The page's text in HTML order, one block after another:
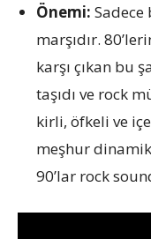
Önemi: Sadece
marşıdır.
karşı çıkan bu
taşıdı ve rock
kirli, öfkeli ve
meşhur dinamik
90’lar rock